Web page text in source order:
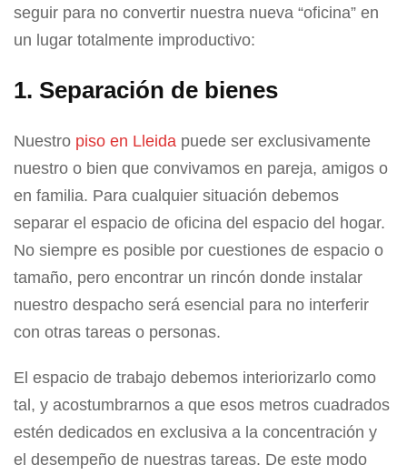
seguir para no convertir nuestra nueva “oficina” en
un lugar totalmente improductivo:
1. Separación de bienes
Nuestro piso en Lleida puede ser exclusivamente
nuestro o bien que convivamos en pareja, amigos o
en familia. Para cualquier situación debemos
separar el espacio de oficina del espacio del hogar.
No siempre es posible por cuestiones de espacio o
tamaño, pero encontrar un rincón donde instalar
nuestro despacho será esencial para no interferir
con otras tareas o personas.
El espacio de trabajo debemos interiorizarlo como
tal, y acostumbrarnos a que esos metros cuadrados
estén dedicados en exclusiva a la concentración y
el desempeño de nuestras tareas. De este modo